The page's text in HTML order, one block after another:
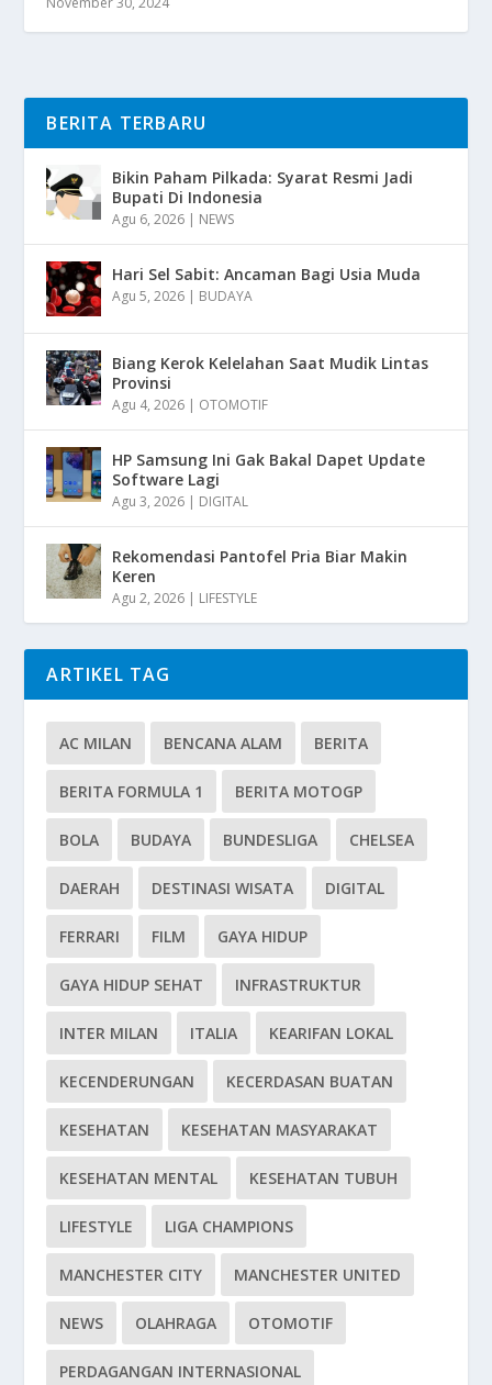
BERITA TERBARU
Bikin Paham Pilkada: Syarat Resmi Jadi
Bupati Di Indonesia
Agu 6, 2026 | NEWS
Hari Sel Sabit: Ancaman Bagi Usia Muda
Agu 5, 2026 | BUDAYA
Biang Kerok Kelelahan Saat Mudik Lintas
Provinsi
Agu 4, 2026 | OTOMOTIF
HP Samsung Ini Gak Bakal Dapet Update
Software Lagi
Agu 3, 2026 | DIGITAL
Rekomendasi Pantofel Pria Biar Makin
Keren
Agu 2, 2026 | LIFESTYLE
ARTIKEL TAG
AC MILAN BENCANA ALAM BERITA
BERITA FORMULA 1 BERITA MOTOGP
BOLA BUDAYA BUNDESLIGA CHELSEA
DAERAH DESTINASI WISATA DIGITAL
FERRARI FILM GAYA HIDUP
GAYA HIDUP SEHAT INFRASTRUKTUR
INTER MILAN ITALIA KEARIFAN LOKAL
KECENDERUNGAN KECERDASAN BUATAN
KESEHATAN KESEHATAN MASYARAKAT
KESEHATAN MENTAL KESEHATAN TUBUH
LIFESTYLE LIGA CHAMPIONS
MANCHESTER CITY MANCHESTER UNITED
NEWS OLAHRAGA OTOMOTIF
PERDAGANGAN INTERNASIONAL